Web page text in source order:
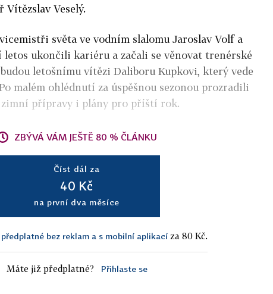
Vítězslav Veselý.
světa ve vodním slalomu Jaroslav Volf a
letos ukončili kariéru a začali se věnovat trenérské
letošnímu vítězi Daliboru Kupkovi, který vede
malém ohlédnutí za úspěšnou sezonou prozradili
zimní přípravy i plány pro příští rok.
ZBÝVÁ VÁM JEŠTĚ 80 % ČLÁNKU
Číst dál za
40 Kč
na první dva měsíce
předplatné bez reklam a s mobilní aplikací za 80 Kč.
Máte již předplatné? Přihlaste se